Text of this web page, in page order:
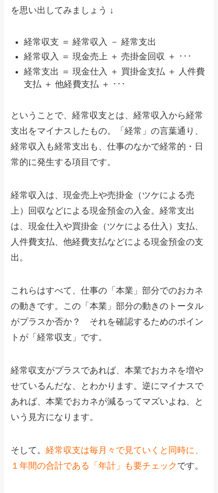
を思い出してみましょう ↓
経常収支 ＝ 経常収入 － 経常支出
経常収入 ＝ 現金売上 ＋ 売掛金回収 ＋ ･･･
経常支出 ＝ 現金仕入 ＋ 買掛金支払 ＋ 人件費
支払 ＋ 他経費支払 ＋ ･･･
ということで、経常収支とは、経常収入から経常
支出をマイナスしたもの。「経常」の言葉通り、
経常収入も経常支出も、仕事のなかで経常的・日
常的に発生する項目です。
経常収入は、現金売上や売掛金（ツケによる売
上）回収などによる現金預金の入金。経常支出
は、現金仕入や買掛金（ツケによる仕入）支払、
人件費支払、他経費支払などによる現金預金の支
出。
これらはすべて、仕事の「本業」部分でのおカネ
の動きです。この「本業」部分の動きのトータル
がプラスか否か？ それを確認するためのポイン
トが「経常収支」です。
経常収支がプラスであれば、本業でおカネを増や
せているんだな、とわかります。逆にマイナスで
あれば、本業でおカネが減るってマズいよね、と
いう見方になります。
そして。経常収支は毎月々で見ていくと同時に、
１年間の合計である「年計」も要チェック です。